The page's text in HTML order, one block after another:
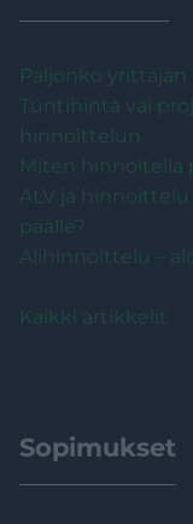
Paljonko
Tuntihinta vai
hinnoittelun
Miten hinnoitella
ALV ja
päälle?
Alihinnoittelu –
Kaikki artikkelit
Sopimukset